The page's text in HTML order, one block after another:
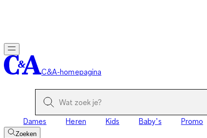
C&A-homepagina
Dames Heren Kids Baby’s Promo
Zoeken